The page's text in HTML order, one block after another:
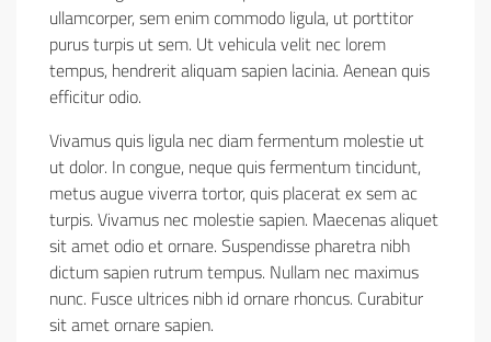
ullamcorper, sem enim commodo ligula, ut porttitor
purus turpis ut sem. Ut vehicula velit nec lorem
tempus, hendrerit aliquam sapien lacinia. Aenean quis
efficitur odio.
Vivamus quis ligula nec diam fermentum molestie ut
ut dolor. In congue, neque quis fermentum tincidunt,
metus augue viverra tortor, quis placerat ex sem ac
turpis. Vivamus nec molestie sapien. Maecenas aliquet
sit amet odio et ornare. Suspendisse pharetra nibh
dictum sapien rutrum tempus. Nullam nec maximus
nunc. Fusce ultrices nibh id ornare rhoncus. Curabitur
sit amet ornare sapien.